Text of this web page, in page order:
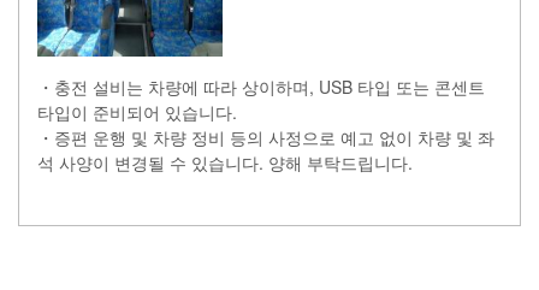
・충전 설비는 차량에 따라 상이하며, USB 타입 또는 콘센트
타입이 준비되어 있습니다.
・증편 운행 및 차량 정비 등의 사정으로 예고 없이 차량 및 좌
석 사양이 변경될 수 있습니다. 양해 부탁드립니다.